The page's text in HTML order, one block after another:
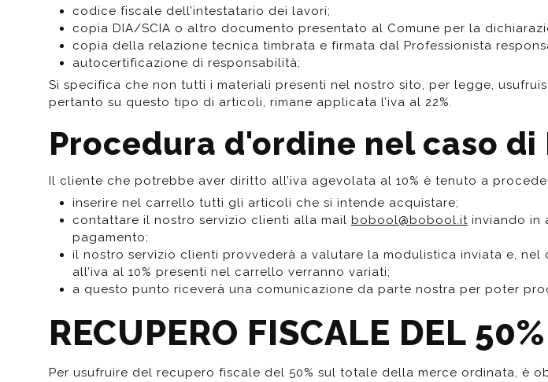
Quadrate
Tonde
Idrogetti
Da muro
Da Appoggio
Da Muro
codice fiscale dell’intestatario dei lavori;
copia DIA/SCIA o altro documento presentato al Comune per la
copia della relazione tecnica timbrata e firmata dal Professionista
autocertificazione di responsabilità;
Si specifica che non tutti i materiali presenti nel nostro sito, per legge,
pertanto su questo tipo di articoli, rimane applicata l’iva al 22%.
Procedura d'ordine nel caso di
Il cliente che potrebbe aver diritto all’iva agevolata al 10% è tenuto a
inserire nel carrello tutti gli articoli che si intende acquistare;
contattare il nostro servizio clienti alla mail bobool@bobool.it inviando in
pagamento;
il nostro servizio clienti provvederà a valutare la modulistica inviata e,
all’iva al 10% presenti nel carrello verranno variati;
a questo punto riceverà una comunicazione da parte nostra per poter
RECUPERO FISCALE DEL 50%
Per usufruire del recupero fiscale del 50% sul totale della merce ordinata,